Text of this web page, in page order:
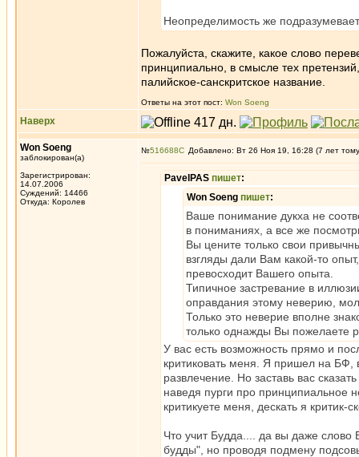
Неопределимость же
Пожалуйста, скажите, какое слово
принципиально, в смысле тех
палийское-санскритское название.
Ответы на этот пост: Won Soeng
Наверх
Won Soeng
заблокирован(а)
Зарегистрирован:
14.07.2006
Суждений: 14466
Откуда: Королев
№516688 Добавлено: Вт 26 Ноя 19, 16:28 (7 лет
PavelPAS пишет:
Won Soeng пишет:
Ваше понимание дукха не
в пониманиях, а все же
Вы цените только свои
взгляды дали Вам какой-то
превосходит Вашего опыта.
Типичное застревание в
оправдания этому неверию,
Только это неверие вполне
только однажды Вы пожелаете
У вас есть возможность прямо и
критиковать меня. Я пришел на БФ,
развлечение. Но заставь вас
наведя пурги про принципиальное
критикуете меня, дескать я критик-
Что учит Будда.... да вы даже
будды", но проводя подмену